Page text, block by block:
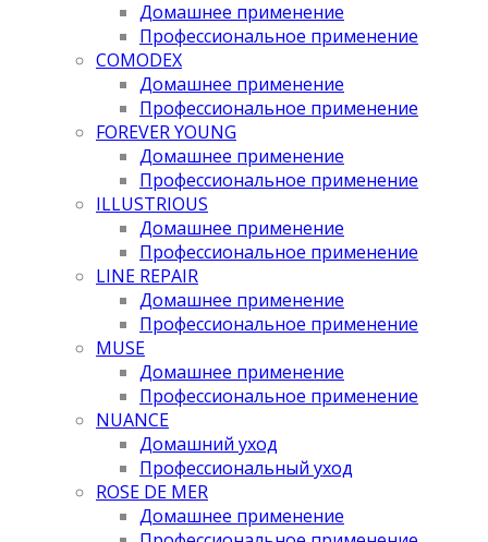
Домашнее применение
Профессиональное применение
COMODEX
Домашнее применение
Профессиональное применение
FOREVER YOUNG
Домашнее применение
Профессиональное применение
ILLUSTRIOUS
Домашнее применение
Профессиональное применение
LINE REPAIR
Домашнее применение
Профессиональное применение
MUSE
Домашнее применение
Профессиональное применение
NUANCE
Домашний уход
Профессиональный уход
ROSE DE MER
Домашнее применение